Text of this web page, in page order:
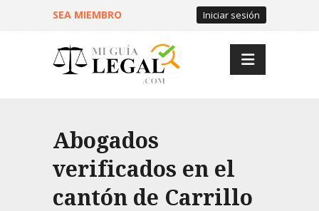
SEA MIEMBRO Iniciar sesión
Abogados
verificados en el
cantón de Carrillo